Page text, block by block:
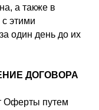
а также в
этими
один день до их
ДОГОВОРА
Оферты путем